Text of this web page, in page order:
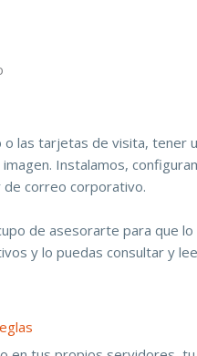
o las tarjetas de visita, tener
Instalamos,
correo corporativo.
de asesorarte para que lo
y lo puedas consultar y